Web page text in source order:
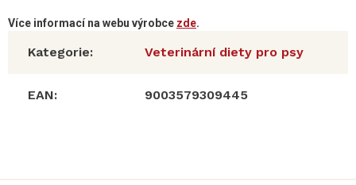
Více informací na webu výrobce zde.
Kategorie: Veterinární diety pro psy
EAN: 9003579309445